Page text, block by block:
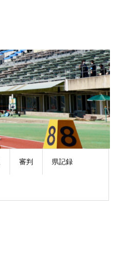
審判 県記録